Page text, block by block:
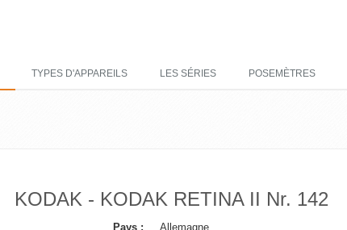
TYPES D'APPAREILS LES SÉRIES POSEMÈTRES
KODAK - KODAK RETINA II Nr. 142
Pays :
Allemagne